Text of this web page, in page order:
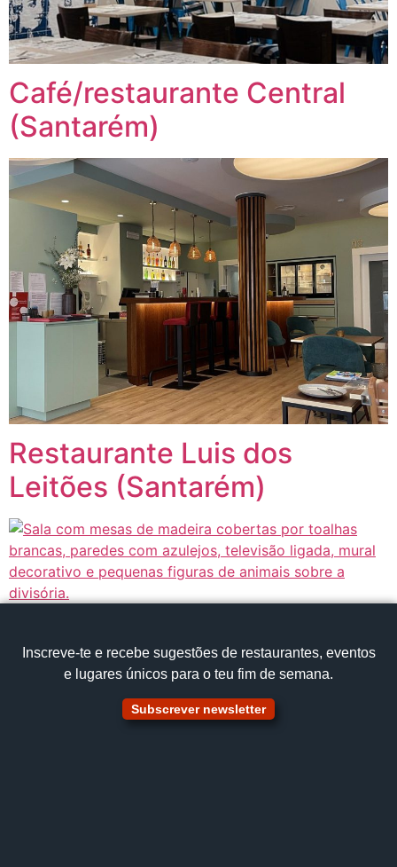
Café/restaurante Central
(Santarém)
Restaurante Luis dos
Leitões (Santarém)
Inscreve‑te e recebe sugestões de restaurantes, eventos
e lugares únicos para o teu fim de semana.
Subscrever newsletter